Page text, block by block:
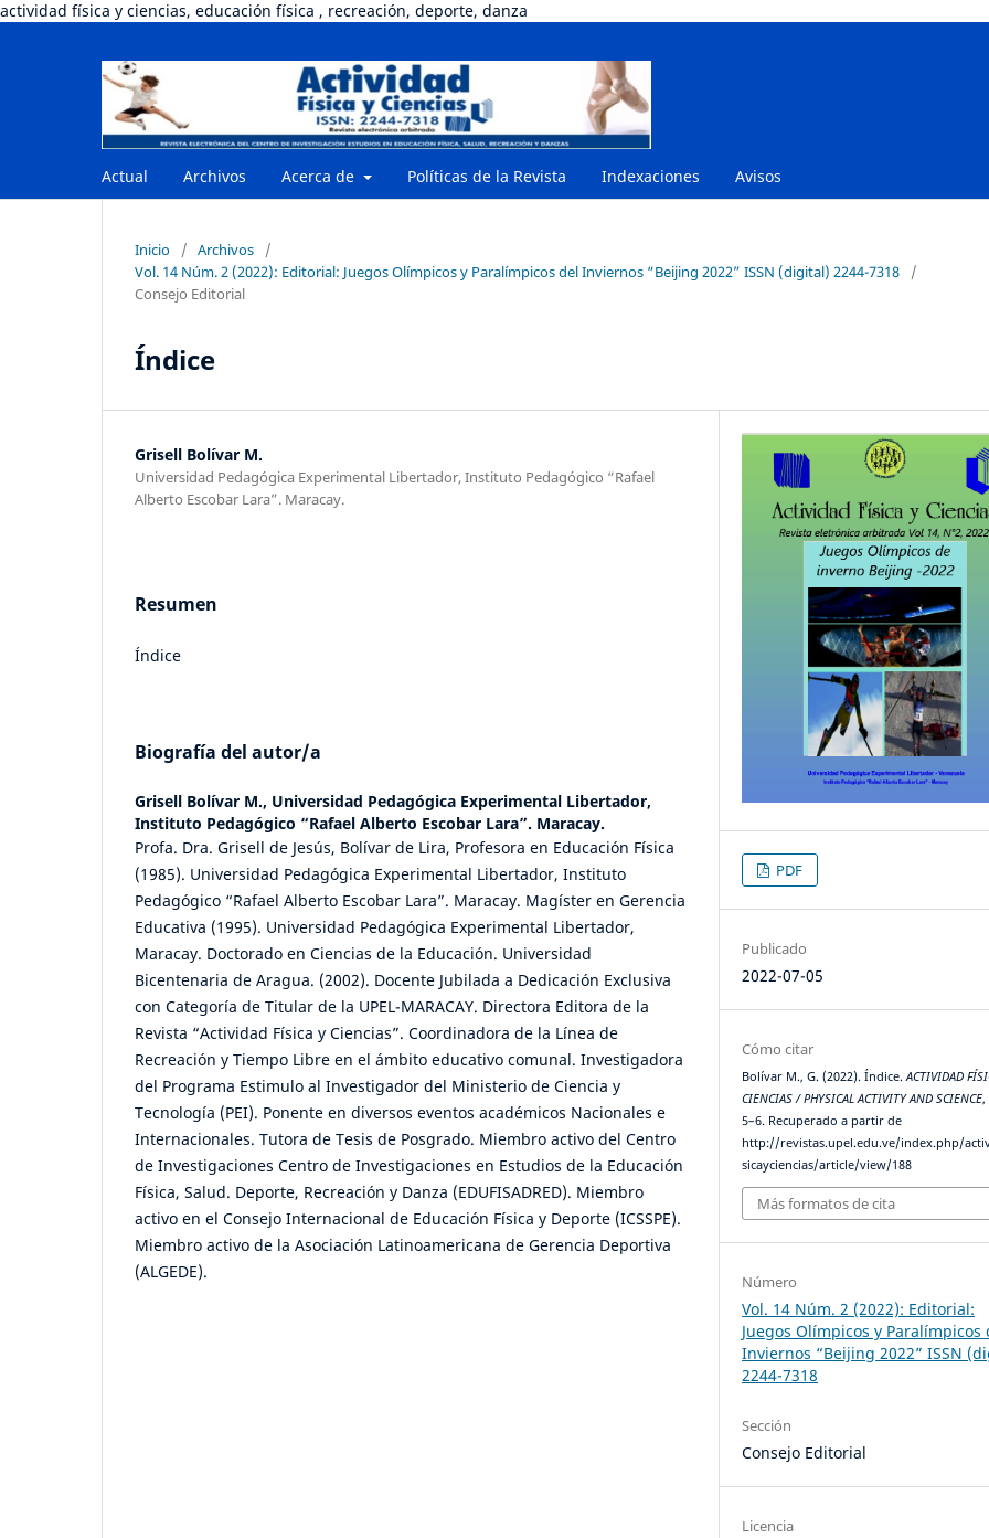
actividad física y ciencias, educación física , recreación, deporte, danza
Actual Archivos Acerca de Políticas de la Revista Indexaciones Avisos
Inicio / Archivos
/
Vol. 14 Núm. 2 (2022): Editorial: Juegos Olímpicos y Paralímpicos del Inviernos “Beijing 2022” ISSN (digital) 2244-7318
/
Consejo Editorial
Índice
Grisell Bolívar M.
Universidad Pedagógica Experimental Libertador, Instituto Pedagógico “Rafael
Alberto Escobar Lara”. Maracay.
Resumen
Índice
Biografía del autor/a
Grisell Bolívar M., Universidad Pedagógica Experimental Libertador,
Instituto Pedagógico “Rafael Alberto Escobar Lara”. Maracay.
Profa. Dra. Grisell de Jesús, Bolívar de Lira, Profesora en Educación Física
(1985). Universidad Pedagógica Experimental Libertador, Instituto
Pedagógico “Rafael Alberto Escobar Lara”. Maracay. Magíster en Gerencia
Educativa (1995). Universidad Pedagógica Experimental Libertador,
Maracay. Doctorado en Ciencias de la Educación. Universidad
Bicentenaria de Aragua. (2002). Docente Jubilada a Dedicación Exclusiva
con Categoría de Titular de la UPEL-MARACAY. Directora Editora de la
Revista “Actividad Física y Ciencias”. Coordinadora de la Línea de
Recreación y Tiempo Libre en el ámbito educativo comunal. Investigadora
del Programa Estimulo al Investigador del Ministerio de Ciencia y
Tecnología (PEI). Ponente en diversos eventos académicos Nacionales e
Internacionales. Tutora de Tesis de Posgrado. Miembro activo del Centro
de Investigaciones Centro de Investigaciones en Estudios de la Educación
Física, Salud. Deporte, Recreación y Danza (EDUFISADRED). Miembro
activo en el Consejo Internacional de Educación Física y Deporte (ICSSPE).
Miembro activo de la Asociación Latinoamericana de Gerencia Deportiva
(ALGEDE).
PDF
Publicado
2022-07-05
Cómo citar
Bolívar M., G. (2022). Índice.ACTIVIDAD
CIENCIAS / PHYSICAL ACTIVITY AND SCIENCE,
5–6. Recuperado a partir de
http://revistas.upel.edu.ve/index.php/
sicayciencias/article/view/188
Más formatos de cita
Número
Vol. 14 Núm. 2 (2022): Editorial:
Juegos Olímpicos y Paralímpicos
Inviernos “Beijing 2022” ISSN
2244-7318
Sección
Consejo Editorial
Licencia